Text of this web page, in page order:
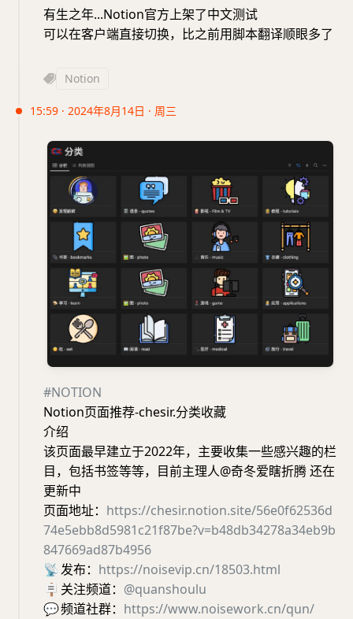
有生之年...Notion官方上架了中文测试
可以在客户端直接切换，比之前用脚本翻译顺眼多了
Notion
15:59 · 2024年8月14日 · 周三
#NOTION
Notion页面推荐-chesir.分类收藏
介绍
该页面最早建立于2022年，主要收集一些感兴趣的栏
目，包括书签等等，目前主理人@奇冬爱瞎折腾 还在
更新中
页面地址： https://chesir.notion.site/56e0f62536d
74e5ebb8d5981c21f87be?v=b48db34278a34eb9b
847669ad87b4956
📡发布： https://noisevip.cn/18503.html
🪧 关注频道： @quanshoulu
💬频道社群： https://www.noisework.cn/qun/